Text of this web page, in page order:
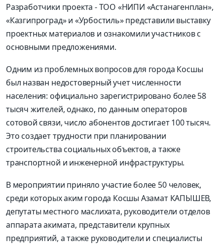
Разработчики проекта - ТОО «НИПИ «Астанагенплан»,
«Казгипроград» и «Урбостиль» представили выставку
проектных материалов и ознакомили участников с
основными предложениями.
Одним из проблемных вопросов для города Косшы
был назван недостоверный учет численности
населения: официально зарегистрировано более 58
тысяч жителей, однако, по данным операторов
сотовой связи, число абонентов достигает 100 тысяч.
Это создает трудности при планировании
строительства социальных объектов, а также
транспортной и инженерной инфраструктуры.
В мероприятии приняло участие более 50 человек,
среди которых аким города Косшы Азамат КАПЫШЕВ,
депутаты местного маслихата, руководители отделов
аппарата акимата, представители крупных
предприятий, а также руководители и специалисты